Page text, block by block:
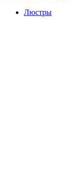
Люстры